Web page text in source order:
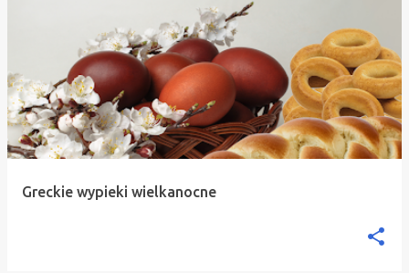
Greckie wypieki wielkanocne